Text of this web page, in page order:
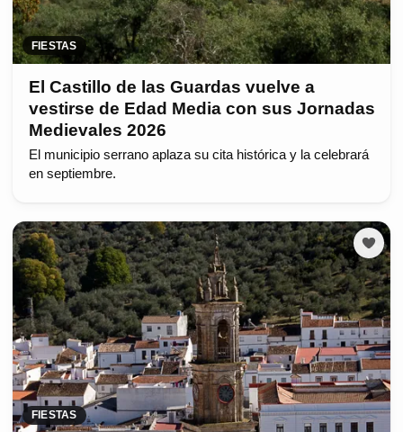
FIESTAS
El Castillo de las Guardas vuelve a
vestirse de Edad Media con sus Jornadas
Medievales 2026
El municipio serrano aplaza su cita histórica y la celebrará
en septiembre.
FIESTAS